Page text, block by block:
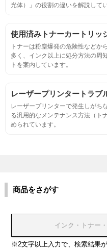
摩擦試験機で濃度値を測定
印
光体）」の役割の違いを解説してい
使用済みトナーカートリッ
トナーは粉塵爆発の危険性などか
多く、インク以上に処分方法の周
トを案内しています。
レーザープリンタートラブ
レーザープリンターで発生しがち
る汎用的なメンテナンス方法（ト
められています。
商品をさがす
※2文字以上入力で、検索結果